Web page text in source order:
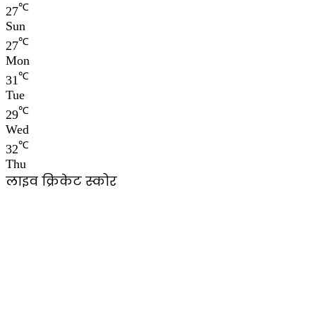
27℃
Sun
27℃
Mon
31℃
Tue
29℃
Wed
32℃
Thu
लाइव क्रिकेट स्कोर